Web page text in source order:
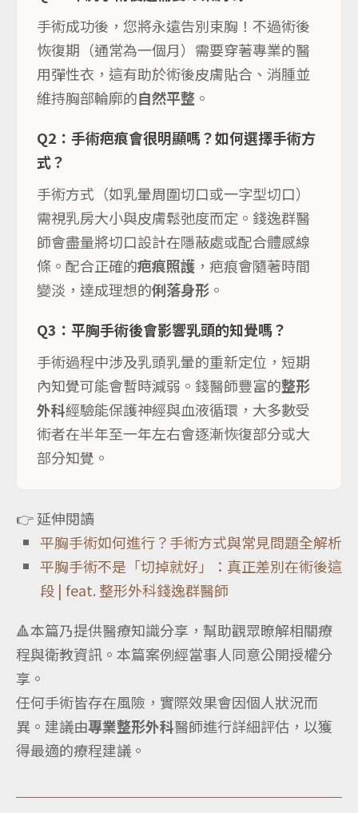
手術成功後，您將永遠告別束胸！不過術後
恢復期（通常為一個月）需要穿著專業的醫
用彈性衣，這有助於術後皮膚貼合、消腫並
維持胸部輪廓的自然平整 。
Q2：手術疤痕會很明顯嗎？如何選擇手術方
式？
手術方式（如乳暈周圍切口或一字型切口）
需視乳房大小與皮膚鬆弛度而定。錢逸群醫
師會盡量將切口設計在隱蔽處或配合體感線
條。配合正確的疤痕照護 ，疤痕會隨著時間
變淡，達成理想的俐落身形 。
Q3：平胸手術後會影響乳頭的知覺嗎？
手術過程中涉及乳頭乳暈的重新定位，短期
內知覺可能會暫時減弱。錢醫師豐富的整形
外科經驗能保護神經與血液循環，大多數受
術者在半年至一年左右會逐漸恢復部分或大
部分知覺。
👉 延伸閱讀
平胸手術如何進行？手術方式與常見問題全解析
平胸手術不是「切掉就好」：真正差別在術後這
段 | feat. 整形外科錢逸群醫師
🔺本篇乃提供醫療知識分享，幫助觀眾瞭解相關療
程與衛教資訊。本篇案例經當事人同意公開授權分
享。
任何手術皆存在風險，實際效果會因個人狀況而
異。建議由專業整形外科醫師進行詳細評估，以獲
得最適的療程建議。